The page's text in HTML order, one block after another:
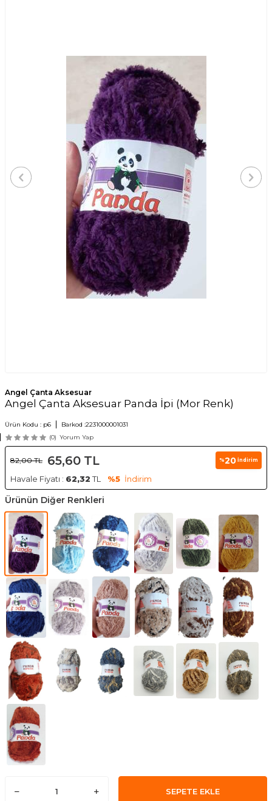
Angel Çanta Aksesuar
Angel Çanta Aksesuar Panda İpi (Mor Renk)
Ürün Kodu : p6 Barkod :2231000001031
(0) Yorum Yap
82,00TL 65,60 TL %20 İndirim
Havale Fiyatı : 62,32TL %5 İndirim
Ürünün Diğer Renkleri
SEPETE EKLE